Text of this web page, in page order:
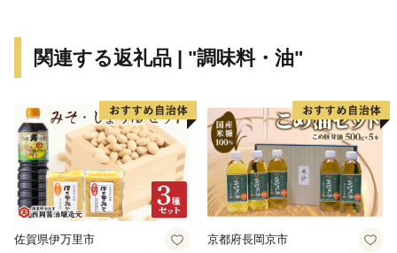
関連する返礼品 | "調味料・油"
佐賀県伊万里市 京都府長岡京市